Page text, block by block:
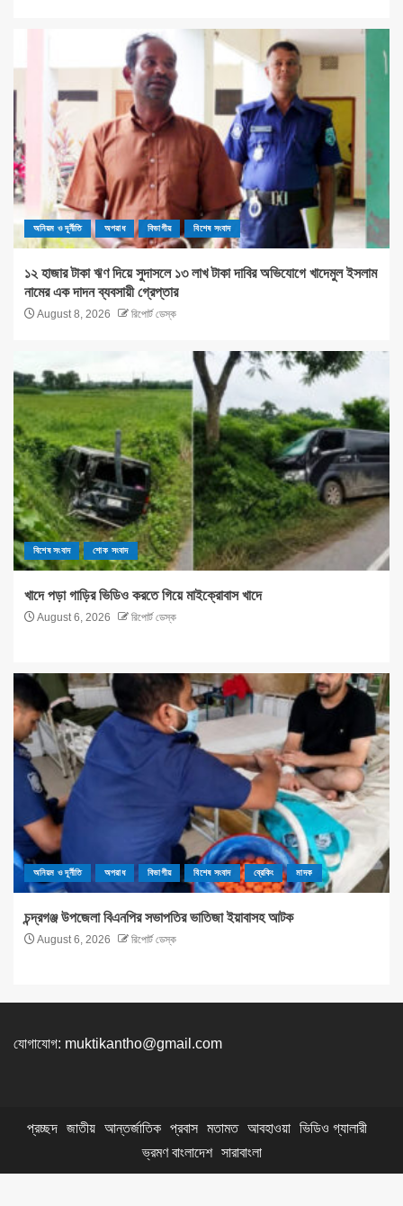
অনিয়ম ও দূর্নীতি অপরাধ বিভাগীয় বিশেষ সংবাদ
১২ হাজার টাকা ঋণ দিয়ে সুদাসলে ১৩ লাখ টাকা দাবির অভিযোগে খাদেমুল ইসলাম
নামের এক দাদন ব্যবসায়ী গ্রেপ্তার
August 8, 2026 রিপোর্ট ডেস্ক
বিশেষ সংবাদ শোক সংবাদ
খাদে পড়া গাড়ির ভিডিও করতে গিয়ে মাইক্রোবাস খাদে
August 6, 2026 রিপোর্ট ডেস্ক
অনিয়ম ও দূর্নীতি অপরাধ বিভাগীয় বিশেষ সংবাদ ব্রেকিং মাদক
চন্দ্রগঞ্জ উপজেলা বিএনপির সভাপতির ভাতিজা ইয়াবাসহ আটক
August 6, 2026 রিপোর্ট ডেস্ক
যোগাযোগ: muktikantho@gmail.com
প্রচ্ছদ জাতীয় আন্তর্জাতিক প্রবাস মতামত আবহাওয়া ভিডিও গ্যালারী
ভ্রমণ বাংলাদেশ
সারাবাংলা